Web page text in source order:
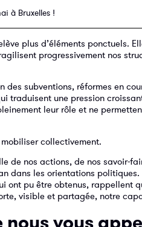
à Bruxelles !
plus d’éléments ponctuels.
progressivement nos
subventions, réformes en
une pression
leur rôle et ne
collectivement.
de nos actions, de nos savoir-
dans les orientations
ont pu être obtenus, rappellent
visible et partagée, notre
nous vous